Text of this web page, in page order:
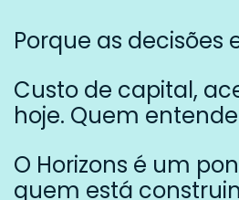
Porque as
Custo de capital,
hoje. Quem
O Horizons é um
quem está